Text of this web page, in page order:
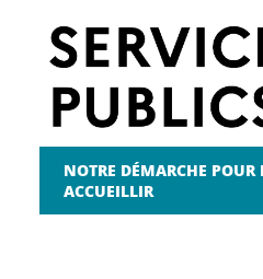
NOTRE DÉMARCHE
ACCUEILLIR